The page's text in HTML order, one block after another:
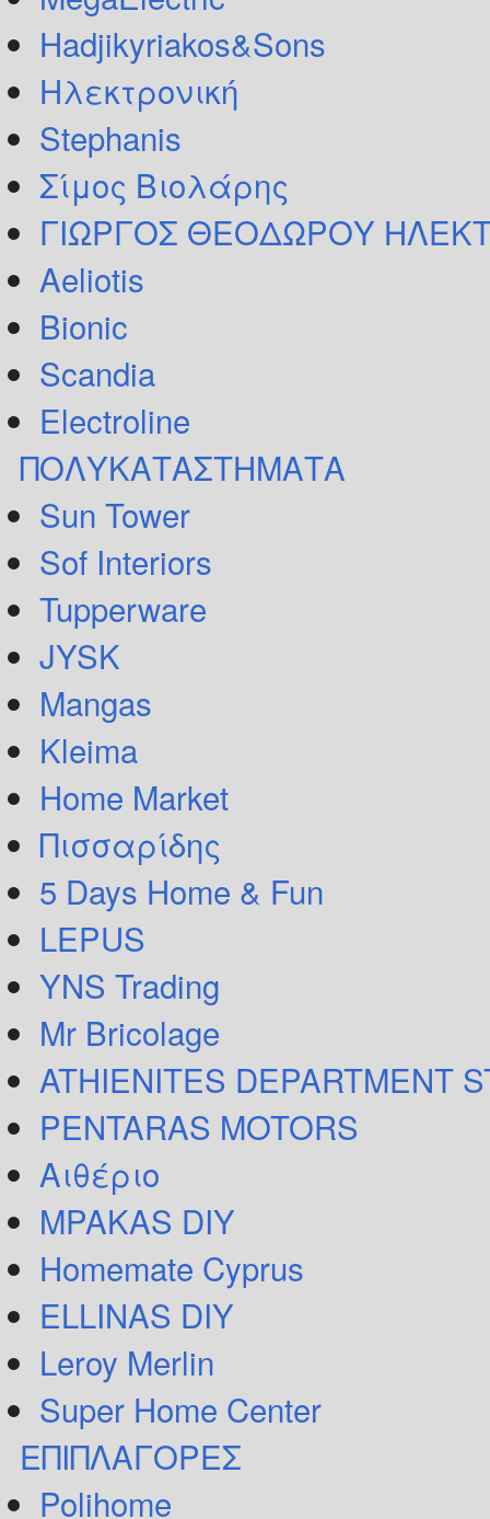
Hadjikyriakos&Sons
Ηλεκτρονική
Stephanis
Σίμος Βιολάρης
ΓΙΩΡΓΟΣ ΘΕΟΔΩΡΟΥ
Aeliotis
Bionic
Scandia
Electroline
ΠΟΛΥΚΑΤΑΣΤΗΜΑΤΑ
Sun Tower
Sof Interiors
Tupperware
JYSK
Mangas
Kleima
Home Market
Πισσαρίδης
5 Days Home & Fun
LEPUS
YNS Trading
Mr Bricolage
ATHIENITES DEPARTMENT
PENTARAS MOTORS
Αιθέριο
MPAKAS DIY
Homemate Cyprus
ELLINAS DIY
Leroy Merlin
Super Home Center
ΕΠΙΠΛΑΓΟΡΕΣ
Polihome